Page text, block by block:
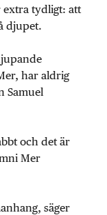
extra tydligt: att
djupet.
har aldrig
Samuel
och det är
Mer
säger